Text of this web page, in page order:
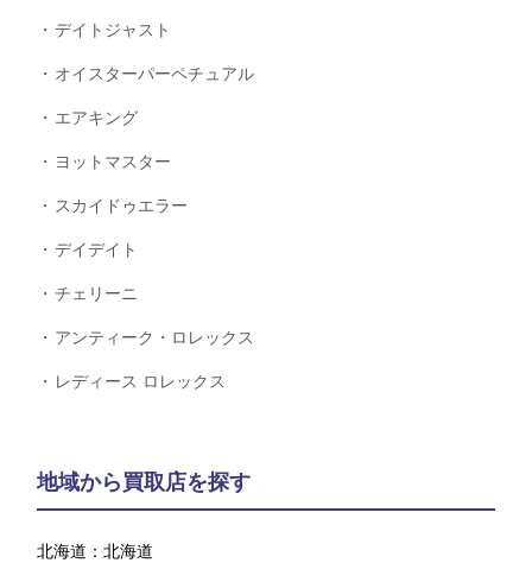
デイトジャスト
オイスターパーペチュアル
エアキング
ヨットマスター
スカイドゥエラー
デイデイト
チェリーニ
アンティーク・ロレックス
レディース ロレックス
地域から買取店を探す
北海道：北海道